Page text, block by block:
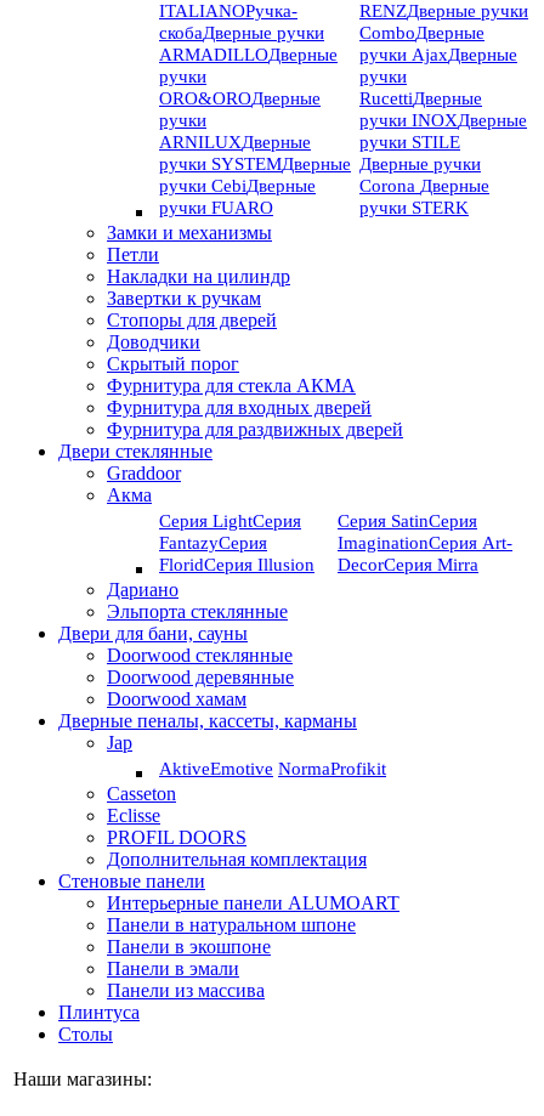
ITALIANOРучка-
скобаДверные ручки
ARMADILLOДверные
ручки
ORO&OROДверные
ручки
ARNILUXДверные
ручки SYSTEMДверные
ручки CebiДверные
ручки FUARO
RENZДверные ручки
ComboДверные
ручки AjaxДверные
ручки
RucettiДверные
ручки INOXДверные
ручки STILE
Дверные ручки
Corona Дверные
ручки STERK
Замки и механизмы
Петли
Накладки на цилиндр
Завертки к ручкам
Стопоры для дверей
Доводчики
Скрытый порог
Фурнитура для стекла АКМА
Фурнитура для входных дверей
Фурнитура для раздвижных дверей
Двери стеклянные
Graddoor
Акма
Серия LightСерия
FantazyСерия
FloridСерия Illusion
Серия SatinСерия
ImaginationСерия Art-
DeсorСерия Mirra
Дариано
Эльпорта стеклянные
Двери для бани, сауны
Doorwood стеклянные
Doorwood деревянные
Doorwood хамам
Дверные пеналы, кассеты, карманы
Jap
AktiveEmotive NormaProfikit
Casseton
Eclisse
PROFIL DOORS
Дополнительная комплектация
Стеновые панели
Интерьерные панели ALUMOART
Панели в натуральном шпоне
Панели в экошпоне
Панели в эмали
Панели из массива
Плинтуса
Столы
Наши магазины: